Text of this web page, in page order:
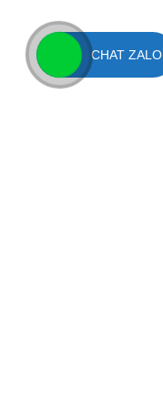
CHAT ZALO